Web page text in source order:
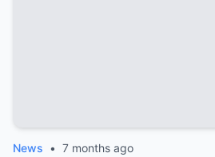
News • 7 months ago